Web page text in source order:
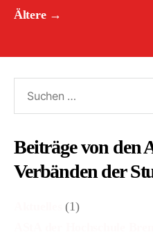
der
Ältere →
nach:
Beiträge von den
Verbänden der
(1)